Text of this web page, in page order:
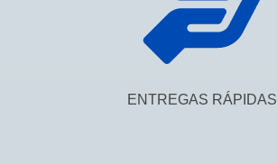
ENTREGAS RÁPIDAS